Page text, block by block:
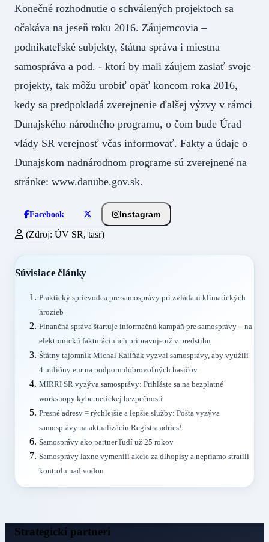
Konečné rozhodnutie o schválených projektoch sa
očakáva na jeseň roku 2016. Záujemcovia –
podnikateľské subjekty, štátna správa i miestna
samospráva a pod. - ktorí by mali záujem zaslať svoje
projekty, tak môžu urobiť opäť koncom roka 2016,
kedy sa predpokladá zverejnenie ďalšej výzvy v rámci
Dunajského národného programu, o čom bude Úrad
vlády SR verejnosť včas informovať. Fakty a údaje o
Dunajskom nadnárodnom programe sú zverejnené na
stránke: www.danube.gov.sk.
Facebook Instagram
(Zdroj: ÚV SR, tasr)
Súvisiace články
Praktický sprievodca pre samosprávy pri zvládaní klimatických
hrozieb
Finančná správa štartuje informačnú kampaň pre samosprávy – na
elektronickú fakturáciu ich pripravuje už v predstihu
Štátny tajomník Michal Kaliňák vyzval samosprávy, aby využili
4 milióny eur na podporu dobrovoľných hasičov
MIRRI SR vyzýva samosprávy: Prihláste sa na bezplatné
workshopy kybernetickej bezpečnosti
Presné adresy = rýchlejšie a lepšie služby: Pošta vyzýva
samosprávy na aktualizáciu Registra adries!
Samosprávy ako partner ľudí už 25 rokov
Samosprávy laxne vymenili akcie za dlhopisy a nepriamo stratili
kontrolu nad vodou
Strategickí partneri